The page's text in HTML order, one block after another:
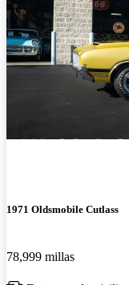
1971 Oldsmobile Cutlass
78,999 millas